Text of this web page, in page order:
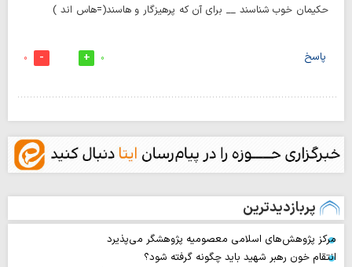
حکیمان خوب شناسند __ برای آن که پرهیزگار و هاسند(=هاس اند )
پاسخ 0
0
پربازدیدترین
مرکز پژوهش‌های اسلامی معصومیه پژوهشگر می‌پذیرد
انتقام خون رهبر شهید باید چگونه گرفته شود؟